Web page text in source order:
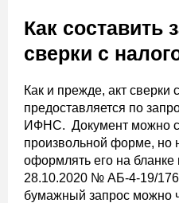
Как составить
сверки с
Как и прежде, акт сверки
предоставляется по
ИФНС. Документ можно
произвольной форме, но
оформлять его на
28.10.2020 № АБ-4-19/
бумажный запрос можно